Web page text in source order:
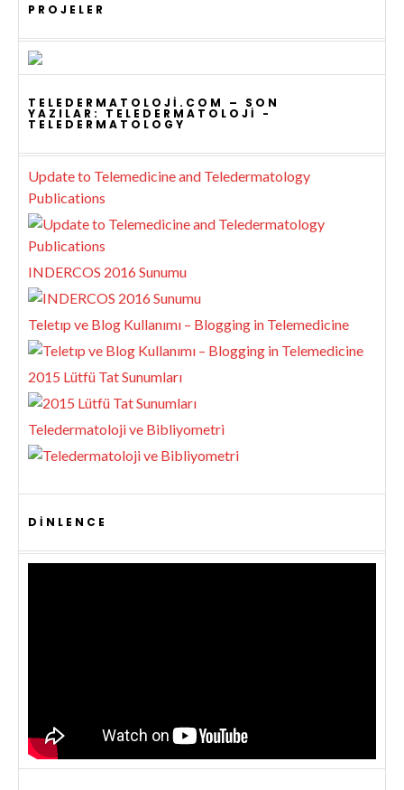
PROJELER
TELEDERMATOLOJI.COM – SON
YAZILAR: TELEDERMATOLOJI -
TELEDERMATOLOGY
Update to Telemedicine and Teledermatology
Publications
INDERCOS 2016 Sunumu
Teletıp ve Blog Kullanımı – Blogging in Telemedicine
2015 Lütfü Tat Sunumları
Teledermatoloji ve Bibliyometri
DINLENCE